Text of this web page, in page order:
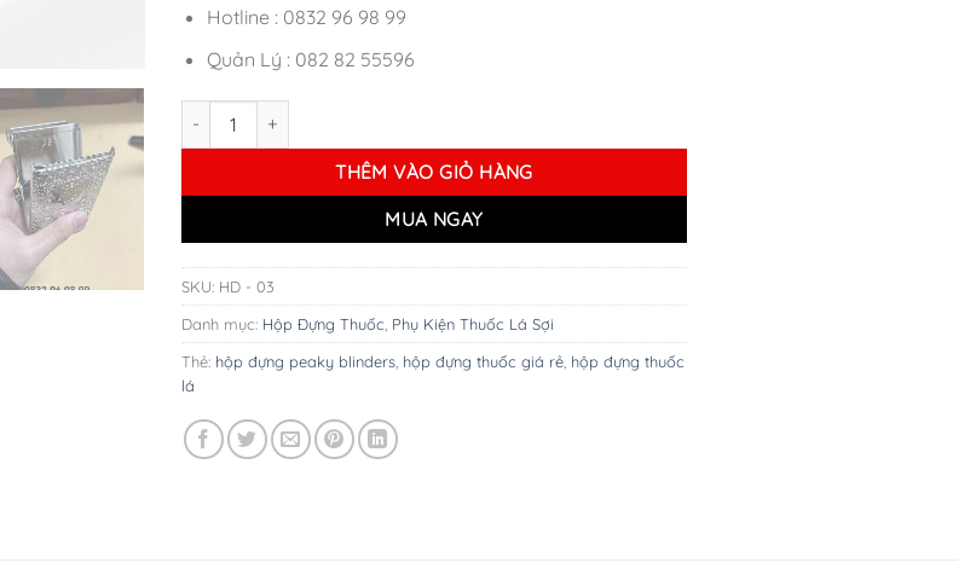
Hotline : 0832 96 98 99
Quản Lý : 082 82 55596
THÊM VÀO GIỎ HÀNG
MUA NGAY
SKU: HD - 03
Danh mục: Hộp Đựng Thuốc, Phụ Kiện Thuốc Lá Sợi
Thẻ: hộp đựng peaky blinders, hộp đựng thuốc giá rẻ, hộp đựng thuốc
lá